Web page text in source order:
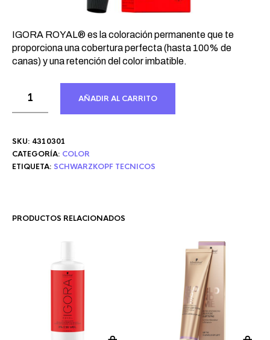
IGORA ROYAL® es la coloración permanente que te
proporciona una cobertura perfecta (hasta 100% de
canas) y una retención del color imbatible.
AÑADIR AL CARRITO
SKU: 4310301
CATEGORÍA: COLOR
ETIQUETA: SCHWARZKOPF TECNICOS
PRODUCTOS RELACIONADOS